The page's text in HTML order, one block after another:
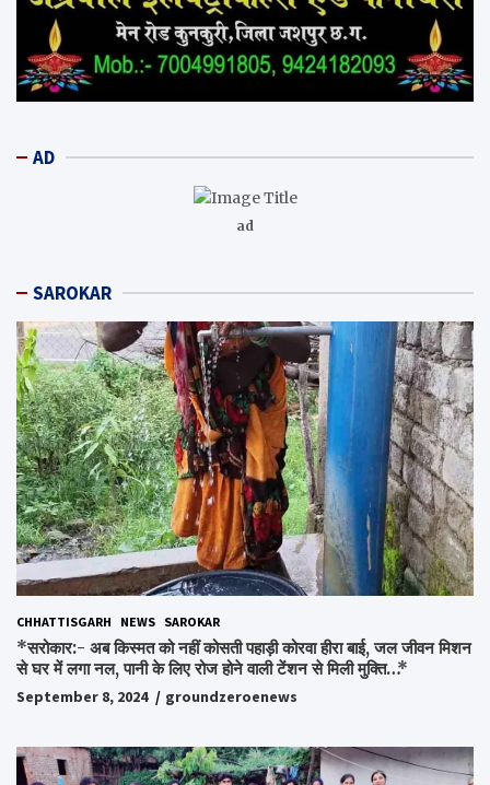
AD
ad
SAROKAR
CHHATTISGARH NEWS SAROKAR
*सरोकार:- अब किस्मत को नहीं कोसती पहाड़ी कोरवा हीरा बाई, जल जीवन मिशन
से घर में लगा नल, पानी के लिए रोज होने वाली टेंशन से मिली मुक्ति…*
September 8, 2024 groundzeroenews